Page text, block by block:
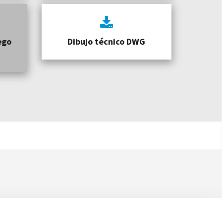
Dibujo técnico DWG